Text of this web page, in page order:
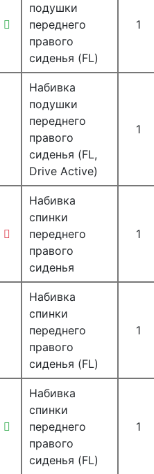
подушки
переднего
правого
сиденья (FL)
1
Набивка
подушки
переднего
правого
сиденья (FL,
Drive Active)
1
Набивка
спинки
переднего
правого
сиденья
1
Набивка
спинки
переднего
правого
сиденья (FL)
1
Набивка
спинки
переднего
правого
сиденья (FL)
1